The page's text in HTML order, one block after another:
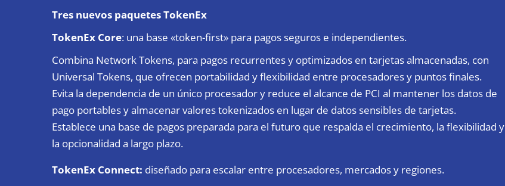
Tres nuevos paquetes TokenEx
TokenEx Core: una base «token-first» para pagos seguros e independientes.
Combina Network Tokens, para pagos recurrentes y optimizados en tarjetas almacenadas, con
Universal Tokens, que ofrecen portabilidad y flexibilidad entre procesadores y puntos finales.
Evita la dependencia de un único procesador y reduce el alcance de PCI al mantener los datos de
pago portables y almacenar valores tokenizados en lugar de datos sensibles de tarjetas.
Establece una base de pagos preparada para el futuro que respalda el crecimiento, la flexibilidad y
la opcionalidad a largo plazo.
TokenEx Connect: diseñado para escalar entre procesadores, mercados y regiones.